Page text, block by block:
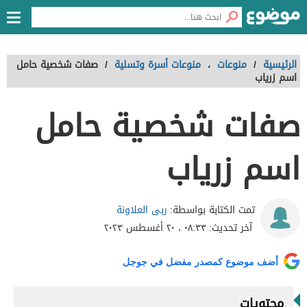
الرئيسية / منوعات ، منوعات أسرة وتسلية / صفات شخصية حامل
اسم زرياب
صفات شخصية حامل
اسم زرياب
تمت الكتابة بواسطة: ربى العلاونة
آخر تحديث:٠٨:٣٣ ، ٢٠ أغسطس ٢٠٢٣
أضف موضوع كمصدر مفضل في جوجل